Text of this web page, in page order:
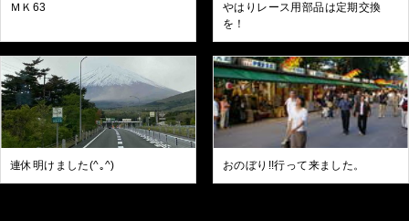
ＭＫ63
やはりレース用部品は定期交換
を！
連休明けました(^｡^) おのぼり!!行って来ました。